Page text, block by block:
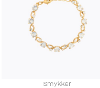
Smykker